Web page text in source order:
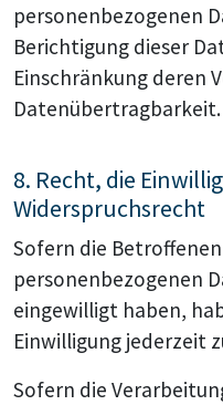
personenbezogenen
Berichtigung dieser
Einschränkung deren
Datenübertragbarkeit.
8. Recht, die
Widerspruchsrecht
Sofern die
personenbezogenen
eingewilligt haben,
Einwilligung jederzeit
Sofern die